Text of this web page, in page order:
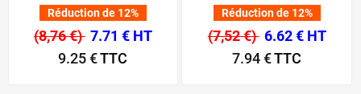
Réduction de 12%
(8,76 €) 7.71 € HT
9.25 €TTC
Réduction de 12%
(7,52 €) 6.62 € HT
7.94 €TTC